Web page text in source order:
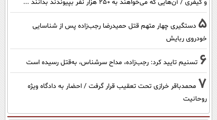
و کیفری / آن‌هایی که می‌خواهند به ۲۵۰ هزار نفر بپیوندند بدانند ...
5 دستگیری چهار متهم قتل حمیدرضا رجب‌زاده پس از شناسایی
خودروی ربایش
6 تسنیم تایید کرد: رجب‌زاده، مداح سرشناس، به‌قتل رسیده است
7 محمدباقر خرازی تحت تعقیب قرار گرفت / احضار به دادگاه ویژه
روحانیت